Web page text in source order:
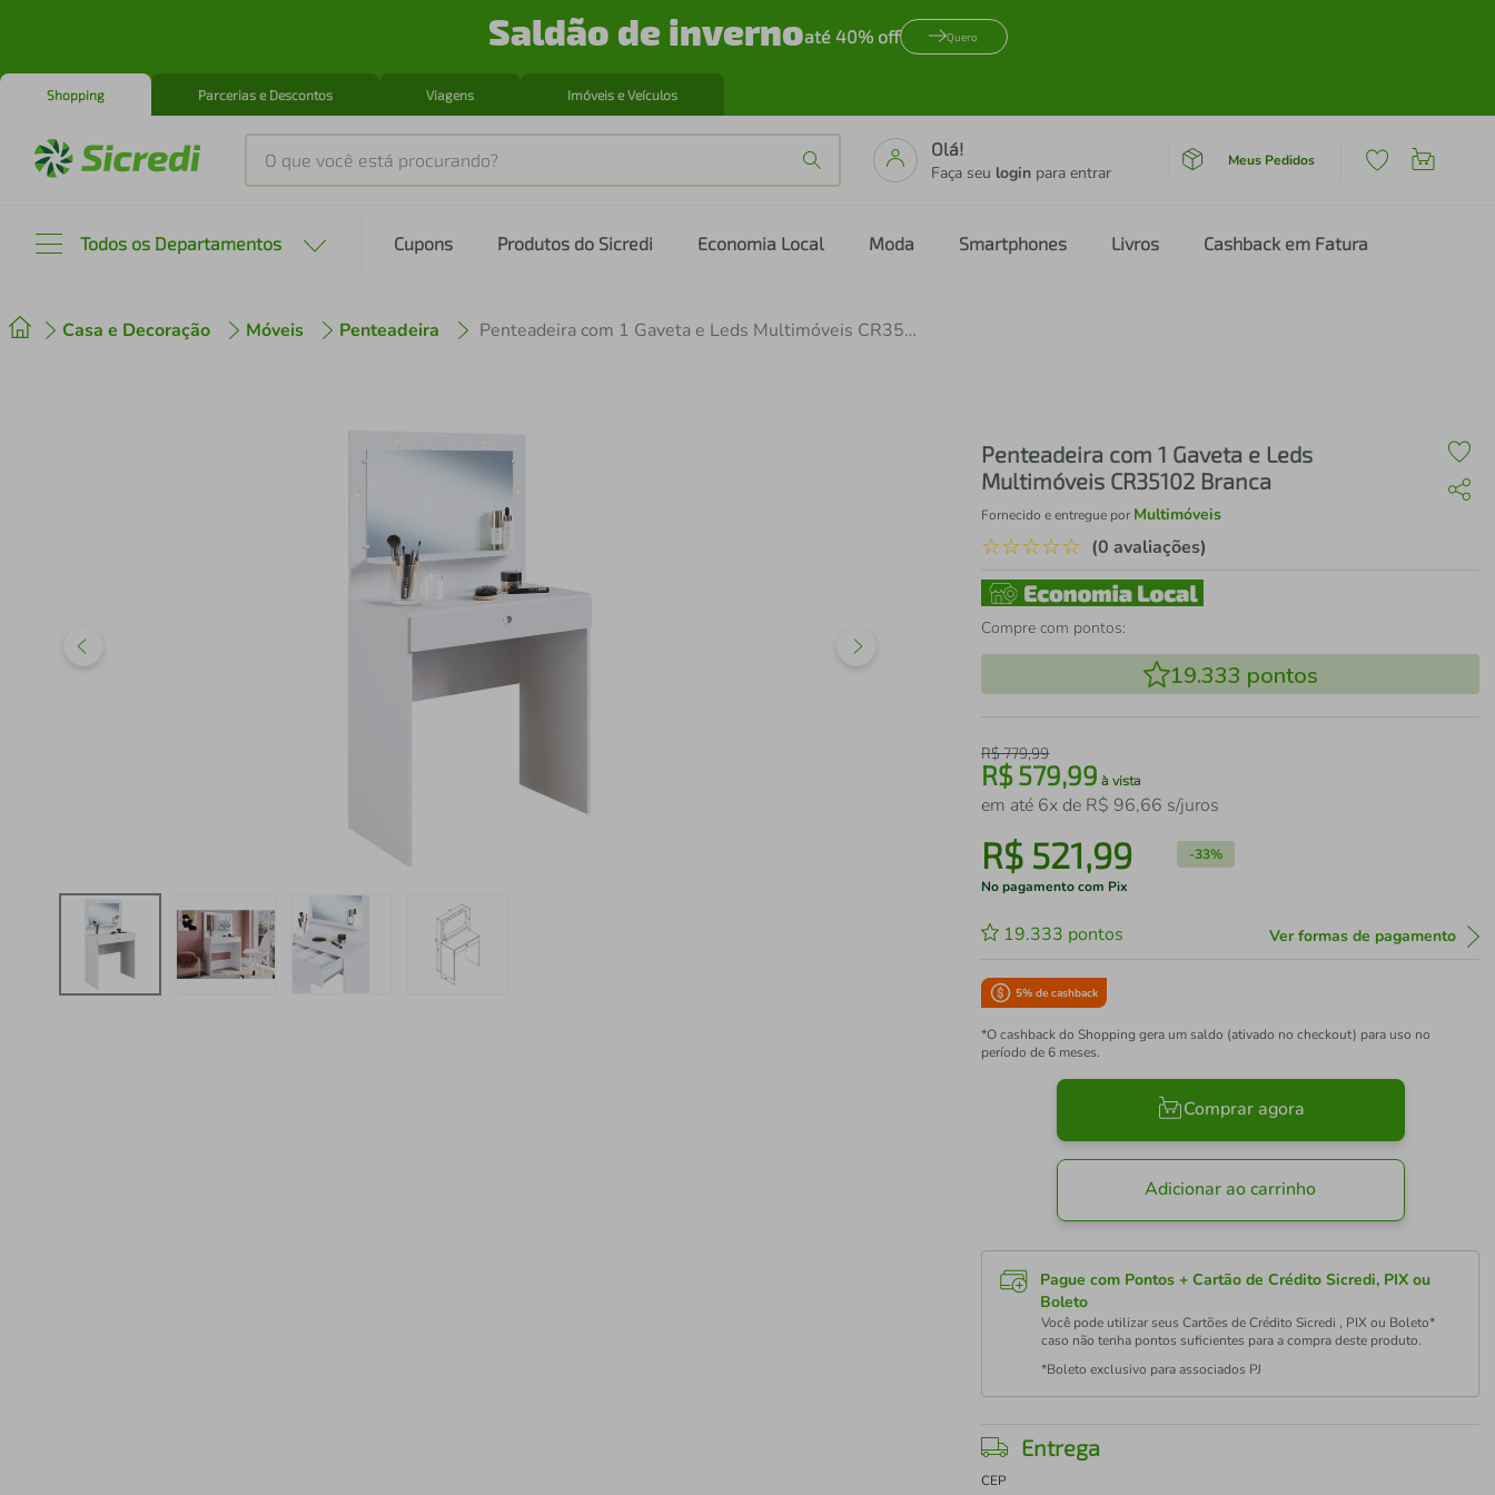
Saldão de invernoaté 40% off Quero
Shopping Parcerias e Descontos Viagens Imóveis e Veículos
O que você está procurando?
Olá!
Faça seu login para entrar
Meus Pedidos
Todos os Departamentos Cupons Produtos do Sicredi Economia Local Moda Smartphones Livros Cashback em Fatura
Casa e Decoração Móveis Penteadeira Penteadeira com 1 Gaveta e Leds Multimóveis CR35102 Branca
Penteadeira com 1 Gaveta e Leds
Multimóveis CR35102 Branca
Fornecido e entregue por Multimóveis
☆☆☆☆☆ (0 avaliações)
Compre com pontos:
19.333 pontos
R$779,99
R$579,99 à vista
em até 6x de R$ 96,66 s/juros
R$ 521,99 -33%
No pagamento com Pix
19.333 pontos Ver formas de pagamento
5% de cashback
*O cashback do Shopping gera um saldo (ativado no checkout) para uso no
período de 6 meses.
Comprar agora
Adicionar ao carrinho
Pague com Pontos + Cartão de Crédito Sicredi, PIX ou
Boleto
Você pode utilizar seus Cartões de Crédito Sicredi , PIX ou Boleto*
caso não tenha pontos suficientes para a compra deste produto.
*Boleto exclusivo para associados PJ
Entrega
CEP
º cafeteira